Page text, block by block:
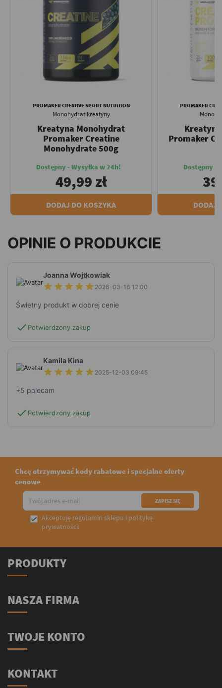
PROMAKER CREATIVE SPORT NUTRITION
Monohydrat kreatyny
Kreatyna Monohydrat
Promaker Creatine
Monohydrate 500g
Dostępny - Wysyłka w 24h!
49,99 zł
DODAJ DO KOSZYKA
PROMAKER
Promaker
Dostępny -
DODAJ
OPINIE O PRODUKCIE
Joanna Wojtkowiak
2026-03-16 12:00
Świetny produkt w dobrej cenie
check Potwierdzony zakup
Kamila Kina
2025-12-03 09:45
+5 polecam
check Potwierdzony zakup
Chcę otrzymywać kody rabatowe i specjalne oferty
cenowe
 Akceptuję regulamin sklepu i politykę
prywatności.
PRODUKTY
NASZA FIRMA
TWOJE KONTO
KONTAKT